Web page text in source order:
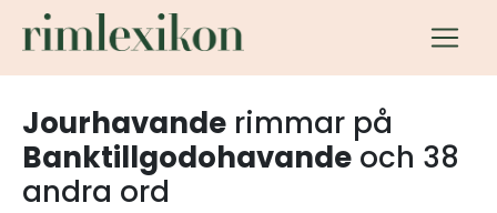
Jourhavande rimmar på
Banktillgodohavande och 38
andra ord